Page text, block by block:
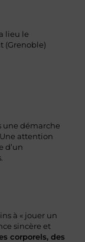
lieu le
(Grenoble)
une démarche
attention
d’un
à « jouer un
sincère et
corporels, des